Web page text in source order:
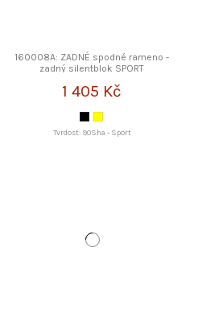
160008A: ZADNÉ spodné rameno -
zadný silentblok SPORT
1 405 Kč
Tvrdost: 90Sha - Sport